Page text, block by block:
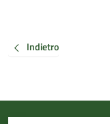
Indietro